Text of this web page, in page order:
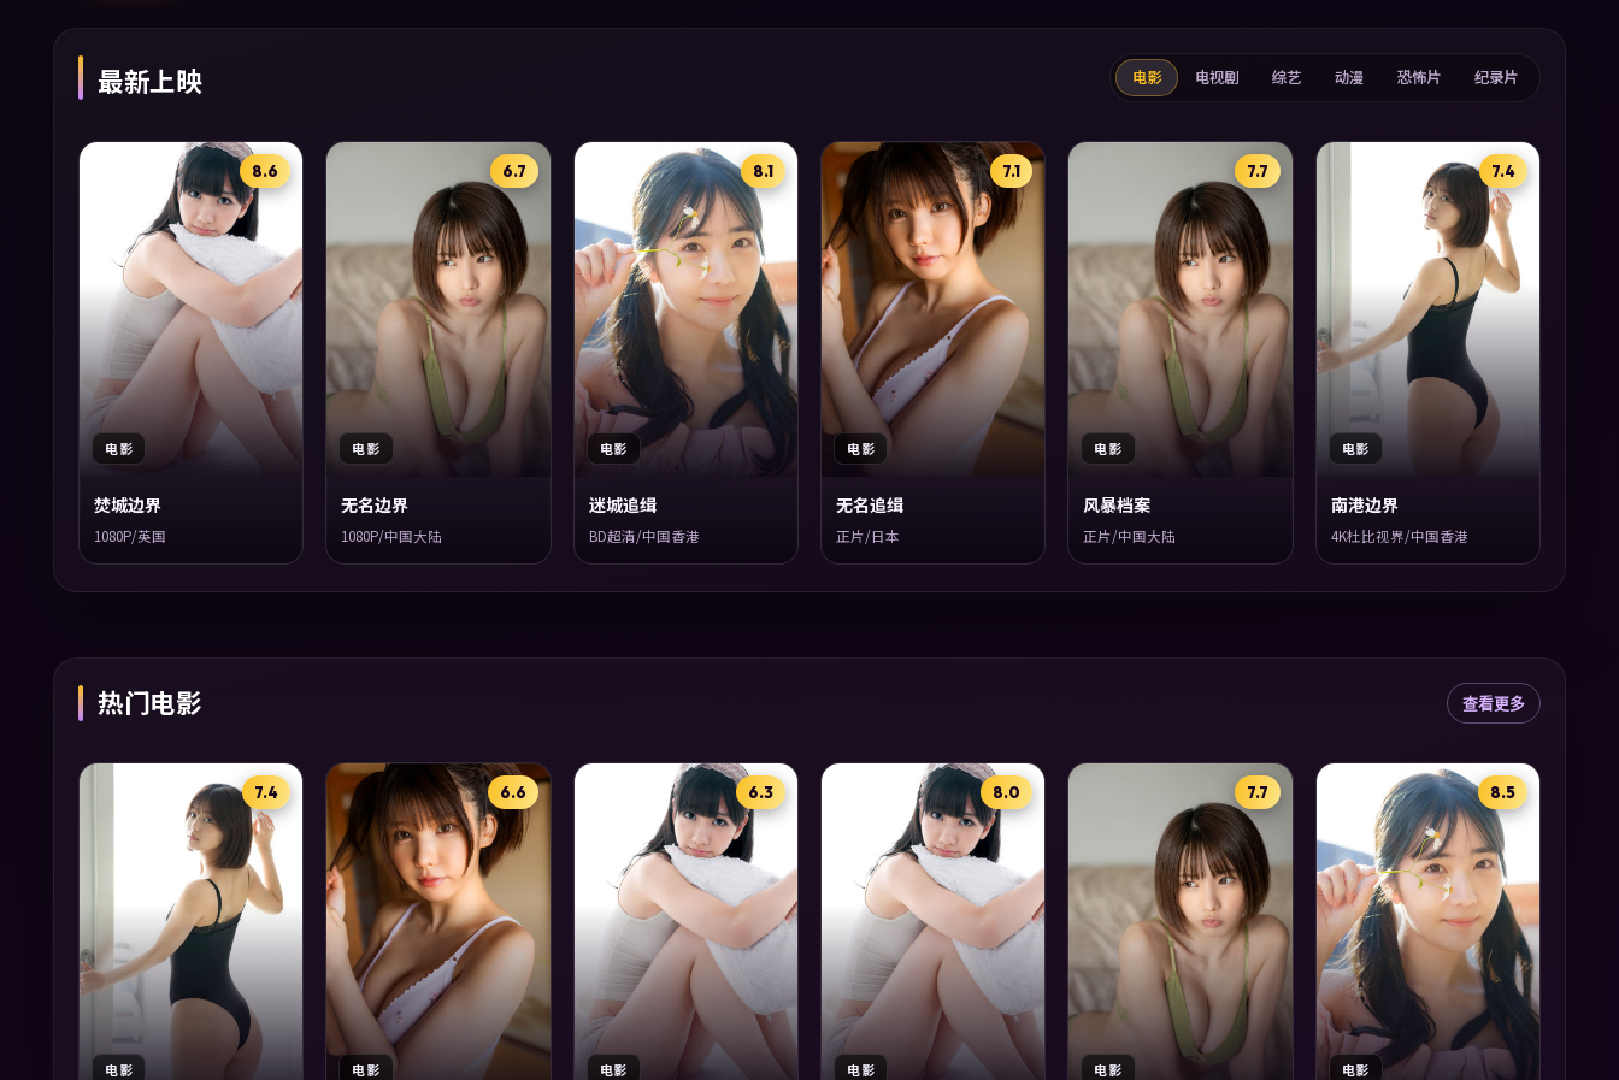
最新上映 电影 电视剧 综艺 动漫 恐怖片 纪录片
8.6
电影
焚城边界
1080P/英国
6.7
电影
无名边界
1080P/中国大陆
8.1
电影
迷城追缉
BD超清/中国香港
7.1
电影
无名追缉
正片/日本
7.7
电影
风暴档案
正片/中国大陆
7.4
电影
南港边界
4K杜比视界/中国香港
热门电影 查看更多
7.4
电影
6.6
电影
6.3
电影
8.0
电影
7.7
电影
8.5
电影